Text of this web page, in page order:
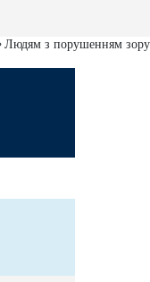
Людям з порушенням зору